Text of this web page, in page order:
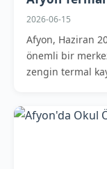
2026-06-15
Afyon, Haziran
önemli bir
zengin termal